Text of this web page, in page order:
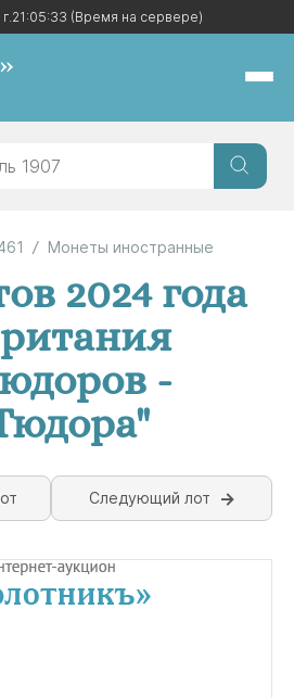
21:05:33 (Время на сервере)
21:05:33 (Время на сервере)
Монеты иностранные
2024 года
-
Следующий лот